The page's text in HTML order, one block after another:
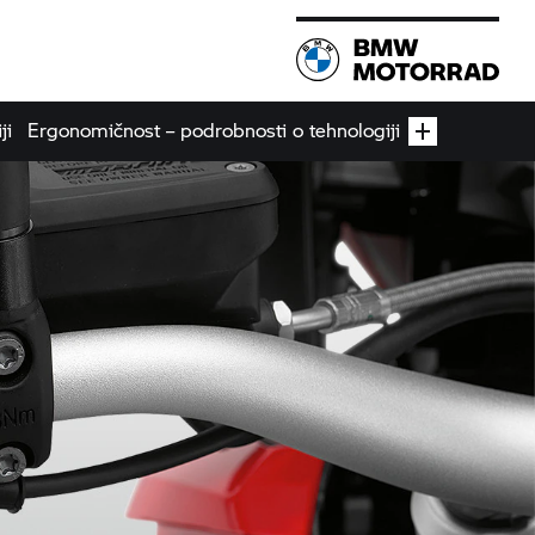
Ergonomičnost – podrobnosti o tehnologiji